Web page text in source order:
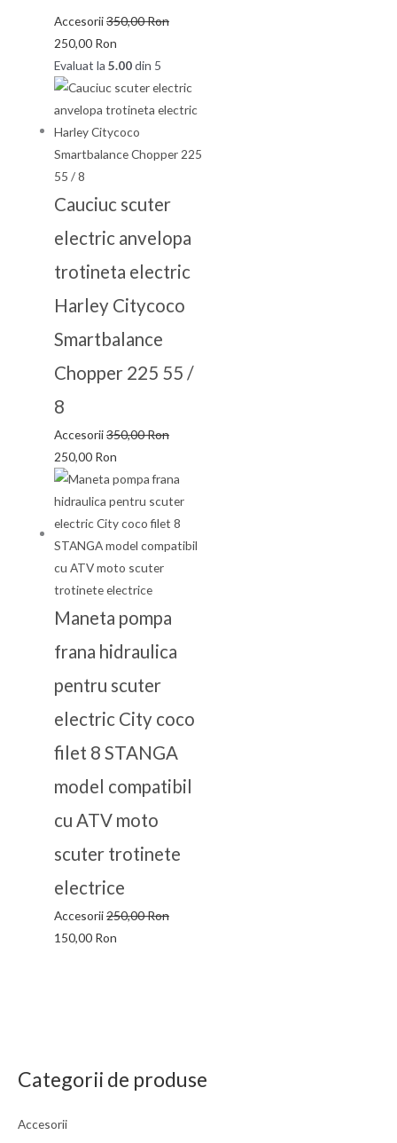
Categorii de produse
Accesorii
Accesorii350,00Ron
250,00 Ron
Evaluat la5.00din 5
Cauciuc scuter
electric anvelopa
trotineta electric
Harley Citycoco
Smartbalance
Chopper 225 55 /
8
Accesorii350,00Ron
250,00 Ron
Maneta pompa
frana hidraulica
pentru scuter
electric City coco
filet 8 STANGA
model compatibil
cu ATV moto
scuter trotinete
electrice
Accesorii250,00Ron
150,00 Ron